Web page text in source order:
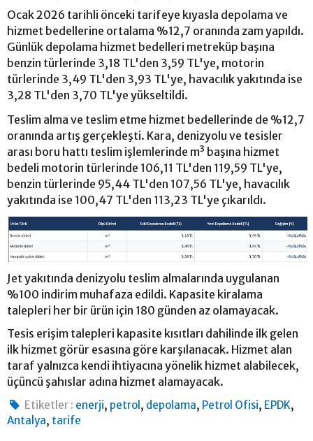
Ocak 2026 tarihli önceki tarifeye kıyasla depolama ve
hizmet bedellerine ortalama %12,7 oranında zam yapıldı.
Günlük depolama hizmet bedelleri metreküp başına
benzin türlerinde 3,18 TL'den 3,59 TL'ye, motorin
türlerinde 3,49 TL'den 3,93 TL'ye, havacılık yakıtında ise
3,28 TL'den 3,70 TL'ye yükseltildi.
Teslim alma ve teslim etme hizmet bedellerinde de %12,7
oranında artış gerçekleşti. Kara, denizyolu ve tesisler
arası boru hattı teslim işlemlerinde m³ başına hizmet
bedeli motorin türlerinde 106,11 TL'den 119,59 TL'ye,
benzin türlerinde 95,44 TL'den 107,56 TL'ye, havacılık
yakıtında ise 100,47 TL'den 113,23 TL'ye çıkarıldı.
Jet yakıtında denizyolu teslim almalarında uygulanan
%100 indirim muhafaza edildi. Kapasite kiralama
talepleri her bir ürün için 180 günden az olamayacak.
Tesis erişim talepleri kapasite kısıtları dahilinde ilk gelen
ilk hizmet görür esasına göre karşılanacak. Hizmet alan
taraf yalnızca kendi ihtiyacına yönelik hizmet alabilecek,
üçüncü şahıslar adına hizmet alamayacak.
Etiketler : enerji, petrol , depolama, Petrol Ofisi, EPDK,
Antalya, tarife